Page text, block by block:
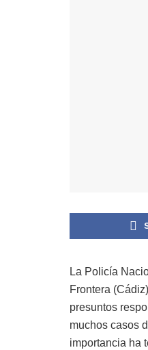
La Policía
Frontera
presuntos
muchos casos
importancia ha